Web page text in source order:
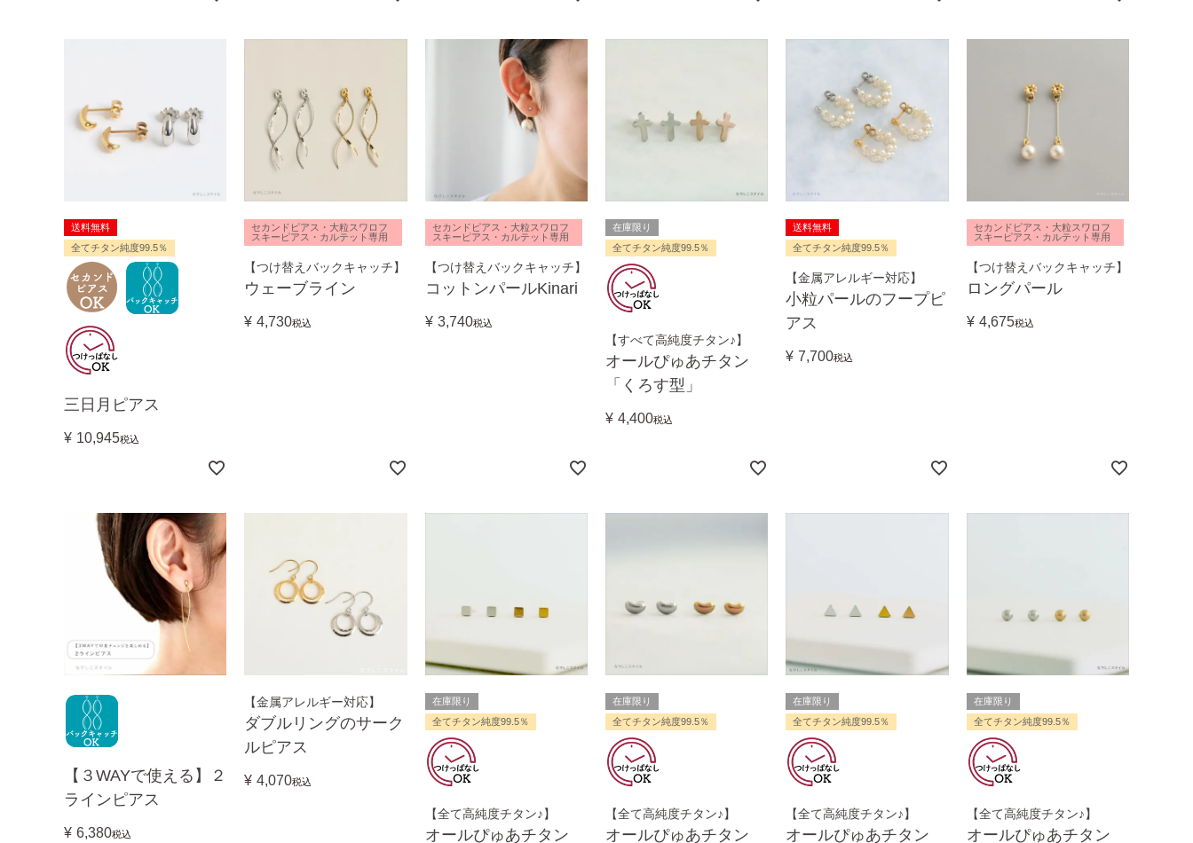
送料無料
全てチタン純度99.5％
三日月ピアス
¥ 10,945税込
セカンドピアス・大粒スワロフ
スキーピアス・カルテット専用
【つけ替えバックキャッチ】
ウェーブライン
¥ 4,730税込
セカンドピアス・大粒スワロフ
スキーピアス・カルテット専用
【つけ替えバックキャッチ】
コットンパールKinari
¥ 3,740税込
在庫限り
全てチタン純度99.5％
【すべて高純度チタン♪】
オールぴゅあチタン
「くろす型」
¥ 4,400税込
送料無料
全てチタン純度99.5％
【金属アレルギー対応】
小粒パールのフープピ
アス
¥ 7,700税込
セカンドピアス・大粒スワロフ
スキーピアス・カルテット専用
【つけ替えバックキャッチ】
ロングパール
¥ 4,675税込
【３WAYで使える】２
ラインピアス
¥ 6,380税込
【金属アレルギー対応】
ダブルリングのサーク
ルピアス
¥ 4,070税込
在庫限り
全てチタン純度99.5％
【全て高純度チタン♪】
オールぴゅあチタン
在庫限り
全てチタン純度99.5％
【全て高純度チタン♪】
オールぴゅあチタン
在庫限り
全てチタン純度99.5％
【全て高純度チタン♪】
オールぴゅあチタン
在庫限り
全てチタン純度99.5％
【全て高純度チタン♪】
オールぴゅあチタン